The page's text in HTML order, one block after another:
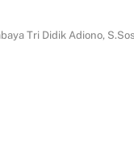
Tri Didik Adiono,